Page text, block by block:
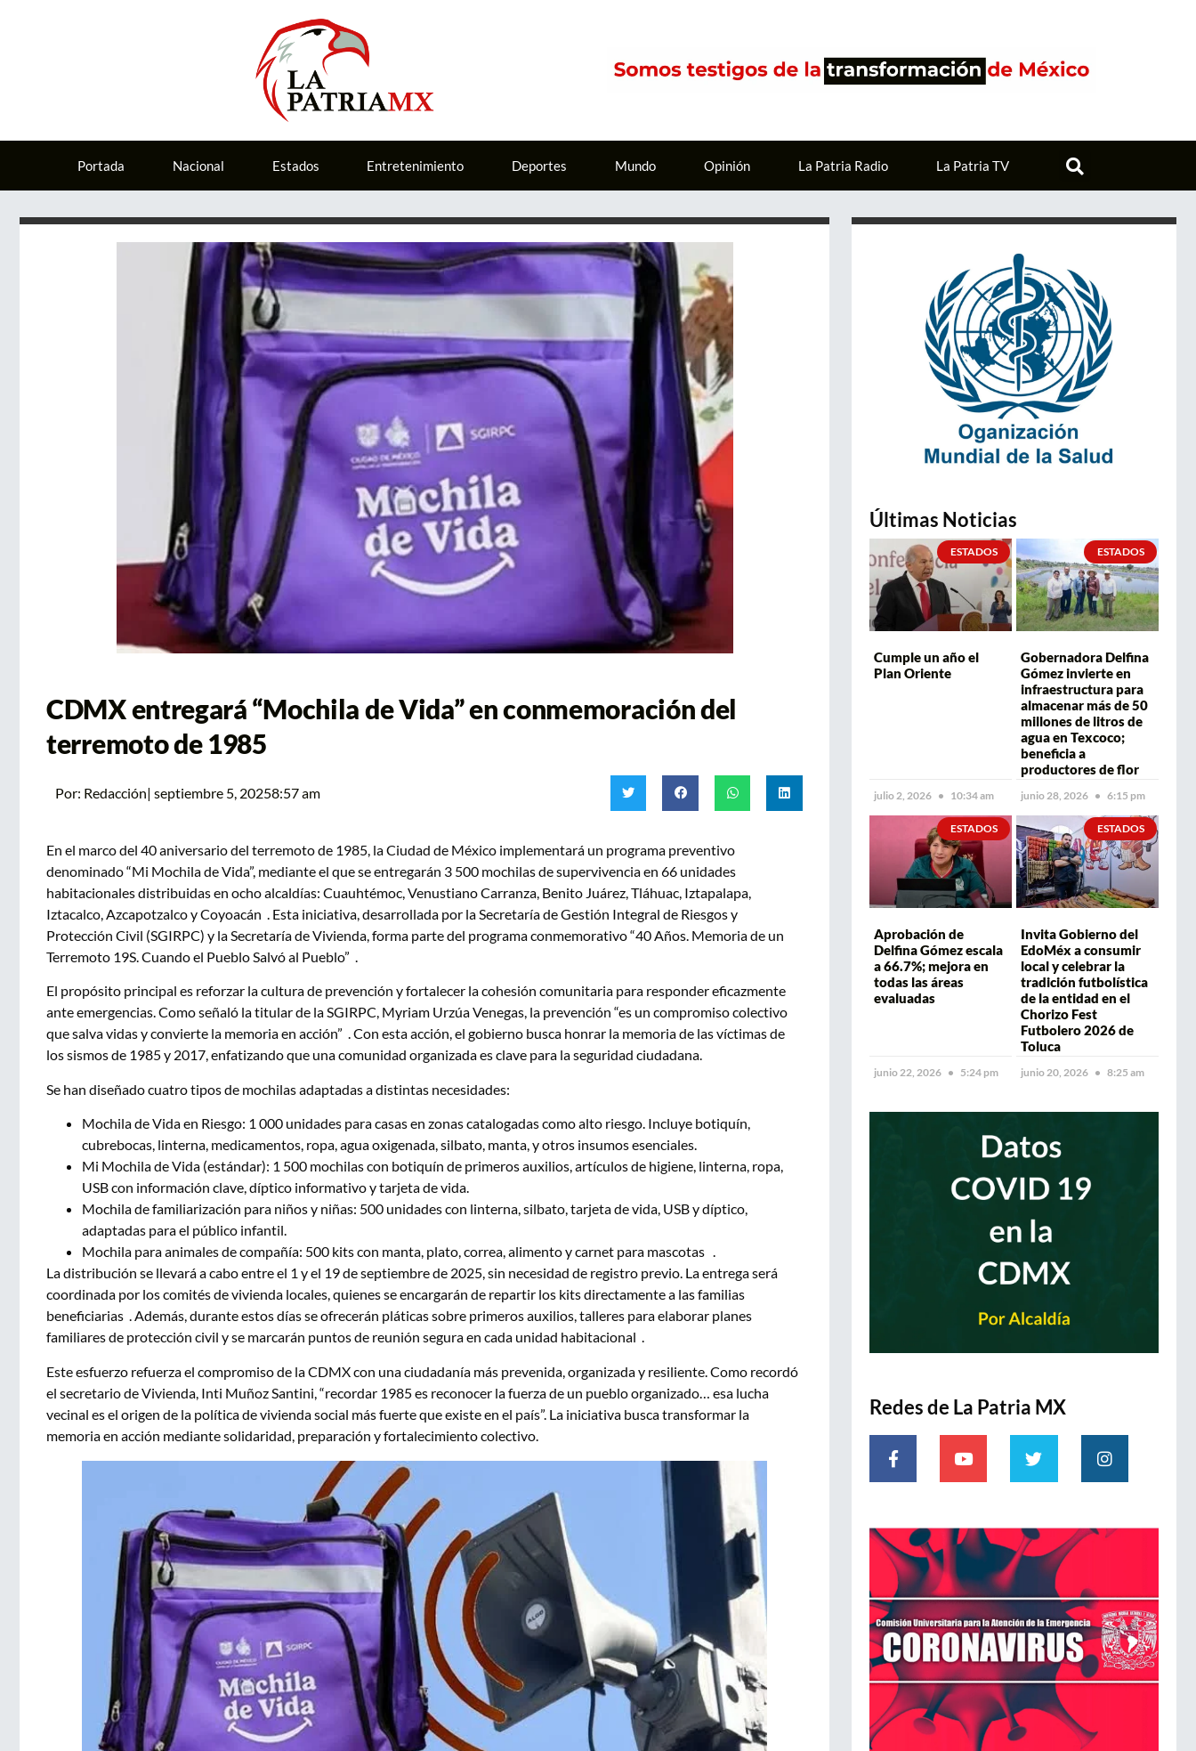
Portada Nacional Estados Entretenimiento Deportes Mundo Opinión La Patria Radio La Patria TV
CDMX entregará “Mochila de Vida” en conmemoración del
terremoto de 1985
Por: Redacción| septiembre 5, 20258:57 am
En el marco del 40 aniversario del terremoto de 1985, la Ciudad de México implementará un programa preventivo
denominado “Mi Mochila de Vida”, mediante el que se entregarán 3 500 mochilas de supervivencia en 66 unidades
habitacionales distribuidas en ocho alcaldías: Cuauhtémoc, Venustiano Carranza, Benito Juárez, Tláhuac, Iztapalapa,
Iztacalco, Azcapotzalco y Coyoacán . Esta iniciativa, desarrollada por la Secretaría de Gestión Integral de Riesgos y
Protección Civil (SGIRPC) y la Secretaría de Vivienda, forma parte del programa conmemorativo “40 Años. Memoria de un
Terremoto 19S. Cuando el Pueblo Salvó al Pueblo” .
El propósito principal es reforzar la cultura de prevención y fortalecer la cohesión comunitaria para responder eficazmente
ante emergencias. Como señaló la titular de la SGIRPC, Myriam Urzúa Venegas, la prevención “es un compromiso colectivo
que salva vidas y convierte la memoria en acción” . Con esta acción, el gobierno busca honrar la memoria de las víctimas de
los sismos de 1985 y 2017, enfatizando que una comunidad organizada es clave para la seguridad ciudadana.
Se han diseñado cuatro tipos de mochilas adaptadas a distintas necesidades:
Mochila de Vida en Riesgo: 1 000 unidades para casas en zonas catalogadas como alto riesgo. Incluye botiquín,
cubrebocas, linterna, medicamentos, ropa, agua oxigenada, silbato, manta, y otros insumos esenciales.
Mi Mochila de Vida (estándar): 1 500 mochilas con botiquín de primeros auxilios, artículos de higiene, linterna, ropa,
USB con información clave, díptico informativo y tarjeta de vida.
Mochila de familiarización para niños y niñas: 500 unidades con linterna, silbato, tarjeta de vida, USB y díptico,
adaptadas para el público infantil.
Mochila para animales de compañía: 500 kits con manta, plato, correa, alimento y carnet para mascotas .
La distribución se llevará a cabo entre el 1 y el 19 de septiembre de 2025, sin necesidad de registro previo. La entrega será
coordinada por los comités de vivienda locales, quienes se encargarán de repartir los kits directamente a las familias
beneficiarias . Además, durante estos días se ofrecerán pláticas sobre primeros auxilios, talleres para elaborar planes
familiares de protección civil y se marcarán puntos de reunión segura en cada unidad habitacional .
Este esfuerzo refuerza el compromiso de la CDMX con una ciudadanía más prevenida, organizada y resiliente. Como recordó
el secretario de Vivienda, Inti Muñoz Santini, “recordar 1985 es reconocer la fuerza de un pueblo organizado… esa lucha
vecinal es el origen de la política de vivienda social más fuerte que existe en el país”. La iniciativa busca transformar la
memoria en acción mediante solidaridad, preparación y fortalecimiento colectivo.
Últimas Noticias
ESTADOS
Cumple un año el
Plan Oriente
julio 2, 2026 10:34 am
ESTADOS
Gobernadora Delfina
Gómez invierte en
infraestructura para
almacenar más de 50
millones de litros de
agua en Texcoco;
beneficia a
productores de flor
junio 28, 2026 6:15 pm
ESTADOS
Aprobación de
Delfina Gómez escala
a 66.7%; mejora en
todas las áreas
evaluadas
junio 22, 2026 5:24 pm
ESTADOS
Invita Gobierno del
EdoMéx a consumir
local y celebrar la
tradición futbolística
de la entidad en el
Chorizo Fest
Futbolero 2026 de
Toluca
junio 20, 2026 8:25 am
Redes de La Patria MX